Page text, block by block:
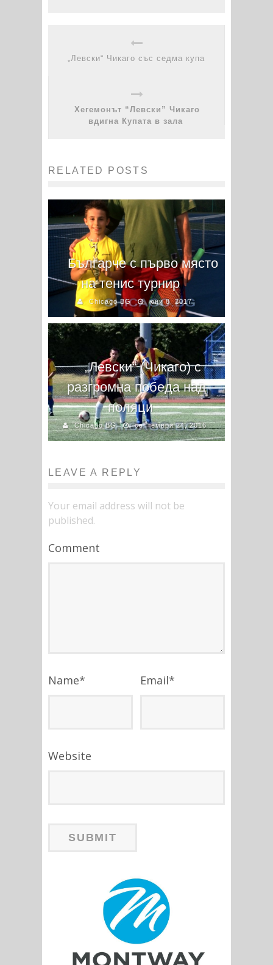
„Левски“ Чикаго със седма купа
Хегемонът “Левски” Чикаго
вдигна Купата в зала
RELATED POSTS
Българче с първо място
на тенис турнир
Chicago BG юни 8, 2017
„Левски“ (Чикаго) с
разгромна победа над
поляци
Chicago BG септември 24, 2016
LEAVE A REPLY
Your email address will not be
published.
Comment
Name* Email*
Website